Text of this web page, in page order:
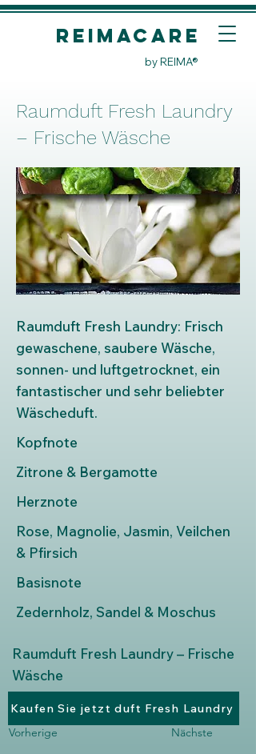
REIMACare
by REIMA®
Raumduft Fresh Laundry
– Frische Wäsche
Raumduft Fresh Laundry: Frisch
gewaschene, saubere Wäsche,
sonnen- und luftgetrocknet, ein
fantastischer und sehr beliebter
Wäscheduft.
Kopfnote
Zitrone & Bergamotte
Herznote
Rose, Magnolie, Jasmin, Veilchen
& Pfirsich
Basisnote
Zedernholz, Sandel & Moschus
Raumduft Fresh Laundry – Frische
Wäsche
Kaufen Sie jetzt duft Fresh Laundry
Vorherige
Nächste